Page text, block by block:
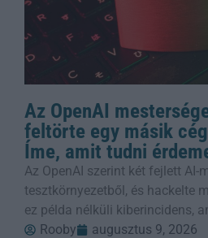
Az OpenAI
feltörte egy másik
Íme, amit tudni
Az OpenAI szerint két fejlett AI-
tesztkörnyezetből, és hackelte
ez példa nélküli kiberincidens,
Rooby
augusztus 9, 2026